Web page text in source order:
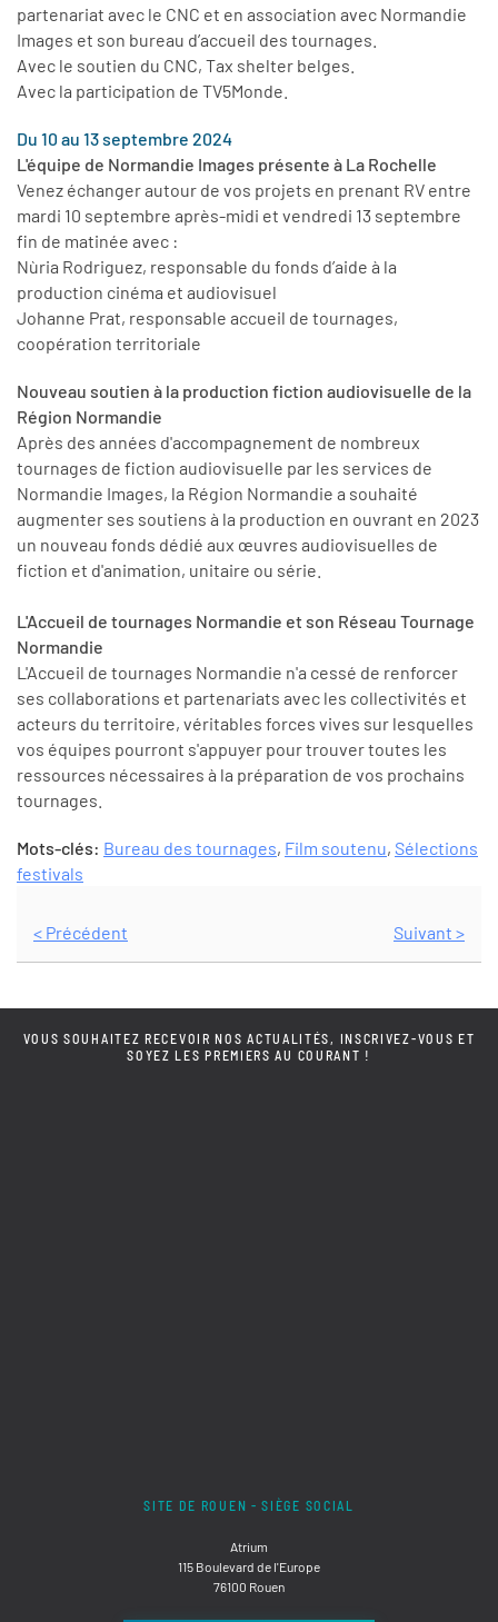
partenariat avec le CNC et en association avec Normandie
Images et son bureau d’accueil des tournages.
Avec le soutien du CNC, Tax shelter belges.
Avec la participation de TV5Monde.
Du 10 au 13 septembre 2024
L'équipe de Normandie Images présente à La Rochelle
Venez échanger autour de vos projets en prenant RV entre
mardi 10 septembre après-midi et vendredi 13 septembre
fin de matinée avec :
Nùria Rodriguez, responsable du fonds d’aide à la
production cinéma et audiovisuel
Johanne Prat, responsable accueil de tournages,
coopération territoriale
Nouveau soutien à la production fiction audiovisuelle de la
Région Normandie
Après des années d'accompagnement de nombreux
tournages de fiction audiovisuelle par les services de
Normandie Images, la Région Normandie a souhaité
augmenter ses soutiens à la production en ouvrant en 2023
un nouveau fonds dédié aux œuvres audiovisuelles de
fiction et d'animation, unitaire ou série.
L'Accueil de tournages Normandie et son Réseau Tournage
Normandie
L'Accueil de tournages Normandie n'a cessé de renforcer
ses collaborations et partenariats avec les collectivités et
acteurs du territoire, véritables forces vives sur lesquelles
vos équipes pourront s'appuyer pour trouver toutes les
ressources nécessaires à la préparation de vos prochains
tournages.
Mots-clés: Bureau des tournages, Film soutenu, Sélections
festivals
< Précédent Suivant >
VOUS SOUHAITEZ RECEVOIR NOS ACTUALITÉS, INSCRIVEZ-VOUS ET
SOYEZ LES PREMIERS AU COURANT !
SITE DE ROUEN - SIÈGE SOCIAL
Atrium
115 Boulevard de l'Europe
76100 Rouen